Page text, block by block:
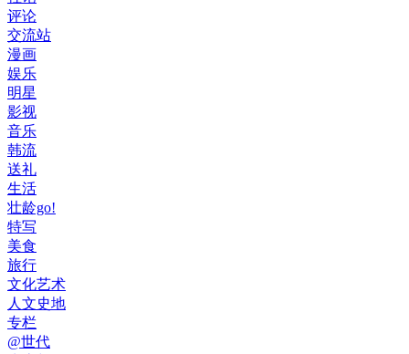
评论
交流站
漫画
娱乐
明星
影视
音乐
韩流
送礼
生活
壮龄go!
特写
美食
旅行
文化艺术
人文史地
专栏
@世代